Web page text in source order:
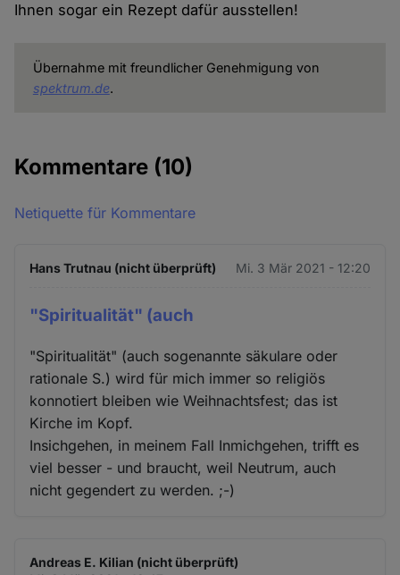
Ihnen sogar ein Rezept dafür ausstellen!
Übernahme mit freundlicher Genehmigung von
spektrum.de.
Kommentare (10)
Netiquette für Kommentare
Hans Trutnau (nicht überprüft) Mi. 3 Mär 2021 - 12:20
"Spiritualität" (auch
"Spiritualität" (auch sogenannte säkulare oder
rationale S.) wird für mich immer so religiös
konnotiert bleiben wie Weihnachtsfest; das ist
Kirche im Kopf.
Insichgehen, in meinem Fall Inmichgehen, trifft es
viel besser - und braucht, weil Neutrum, auch
nicht gegendert zu werden. ;-)
Andreas E. Kilian (nicht überprüft)